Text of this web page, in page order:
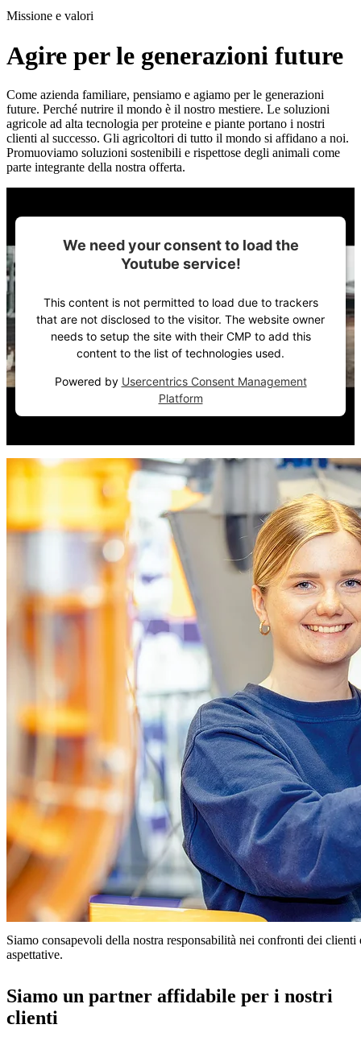
Missione e valori
Agire per le generazioni future
Come azienda familiare, pensiamo e agiamo per le generazioni
future. Perché nutrire il mondo è il nostro mestiere. Le soluzioni
agricole ad alta tecnologia per proteine e piante portano i nostri
clienti al successo. Gli agricoltori di tutto il mondo si affidano a noi.
Promuoviamo soluzioni sostenibili e rispettose degli animali come
parte integrante della nostra offerta.
We need your consent to load the
Youtube service!
This content is not permitted to load due to trackers
that are not disclosed to the visitor. The website owner
needs to setup the site with their CMP to add this
content to the list of technologies used.
Powered by Usercentrics Consent Management
Platform
Siamo consapevoli della nostra responsabilità nei confronti dei
aspettative.
Siamo un partner affidabile per i nostri
clienti